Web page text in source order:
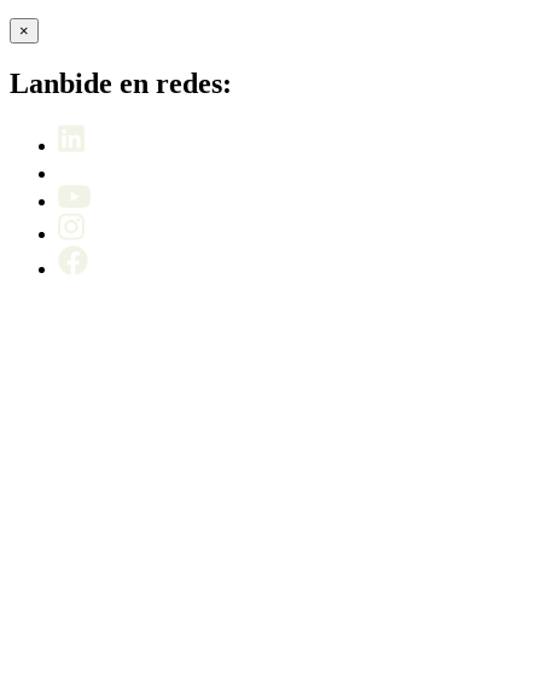
×
Lanbide en redes: